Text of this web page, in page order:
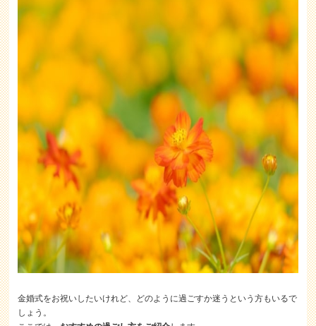
金婚式をお祝いしたいけれど、どのように過ごすか迷うという方もいるで
しょう。